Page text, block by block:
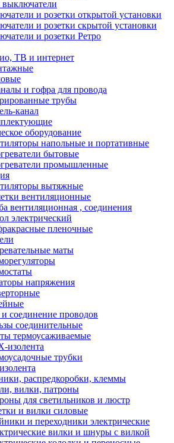
выключатели
и розетки открытой установки
и розетки скрытой установки
и розетки Ретро
ТВ и интернет
и гофра для провода
трубы
канал
оборудование
напольные и портативные
бытовые
промышленные
вытяжные
вентиляционные
вентиляционная , соединения
электрический
пленочные
маты
напряжения
соединение проводов
соединительные
термоусаживаемые
изолента
трубки
распредкоробки, клеммы
вилки, патроны
для светильников и люстр
и вилки силовые
и переходники электрические
вилки и шнуры с вилкой